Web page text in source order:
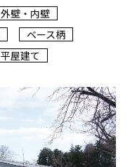
外壁・内壁
ベース柄
平屋建て